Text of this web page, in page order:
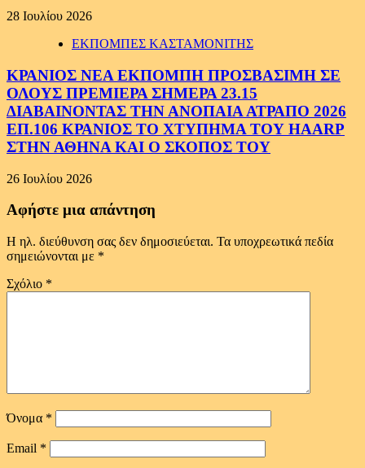
28 Ιουλίου 2026
ΕΚΠΟΜΠΕΣ ΚΑΣΤΑΜΟΝΙΤΗΣ
ΚΡΑΝΙΟΣ ΝΕΑ ΕΚΠΟΜΠΗ ΠΡΟΣΒΑΣΙΜΗ ΣΕ
ΟΛΟΥΣ ΠΡΕΜΙΕΡΑ ΣΗΜΕΡΑ 23.15
ΔΙΑΒΑΙΝΟΝΤΑΣ ΤΗΝ ΑΝΟΠΑΙΑ ΑΤΡΑΠΟ 2026
ΕΠ.106 ΚΡΑΝΙΟΣ ΤΟ ΧΤΥΠΗΜΑ ΤΟΥ HAARP
ΣΤΗΝ ΑΘΗΝΑ ΚΑΙ Ο ΣΚΟΠΟΣ ΤΟΥ
26 Ιουλίου 2026
Αφήστε μια απάντηση
Η ηλ. διεύθυνση σας δεν δημοσιεύεται. Τα υποχρεωτικά πεδία
σημειώνονται με *
Σχόλιο *
Όνομα *
Email *